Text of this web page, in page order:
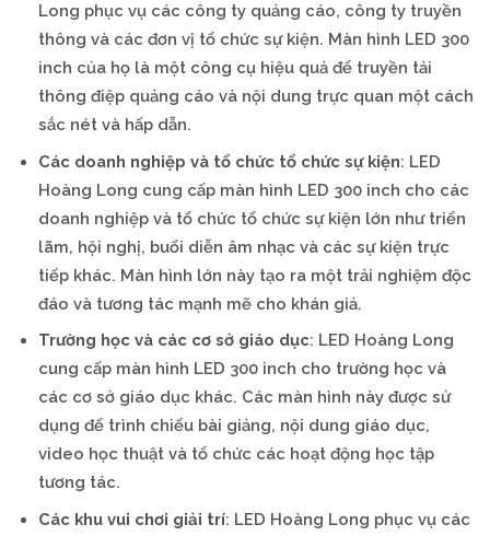
Long phục vụ các công ty quảng cáo, công ty truyền
thông và các đơn vị tổ chức sự kiện. Màn hình LED 300
inch của họ là một công cụ hiệu quả để truyền tải
thông điệp quảng cáo và nội dung trực quan một cách
sắc nét và hấp dẫn.
Các doanh nghiệp và tổ chức tổ chức sự kiện: LED
Hoàng Long cung cấp màn hình LED 300 inch cho các
doanh nghiệp và tổ chức tổ chức sự kiện lớn như triển
lãm, hội nghị, buổi diễn âm nhạc và các sự kiện trực
tiếp khác. Màn hình lớn này tạo ra một trải nghiệm độc
đáo và tương tác mạnh mẽ cho khán giả.
Trường học và các cơ sở giáo dục: LED Hoàng Long
cung cấp màn hình LED 300 inch cho trường học và
các cơ sở giáo dục khác. Các màn hình này được sử
dụng để trình chiếu bài giảng, nội dung giáo dục,
video học thuật và tổ chức các hoạt động học tập
tương tác.
Các khu vui chơi giải trí: LED Hoàng Long phục vụ các